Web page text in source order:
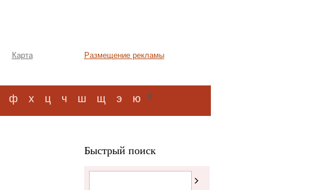
Карта
Размещение рекламы
ф х ц ч ш щ э ю я
Быстрый поиск